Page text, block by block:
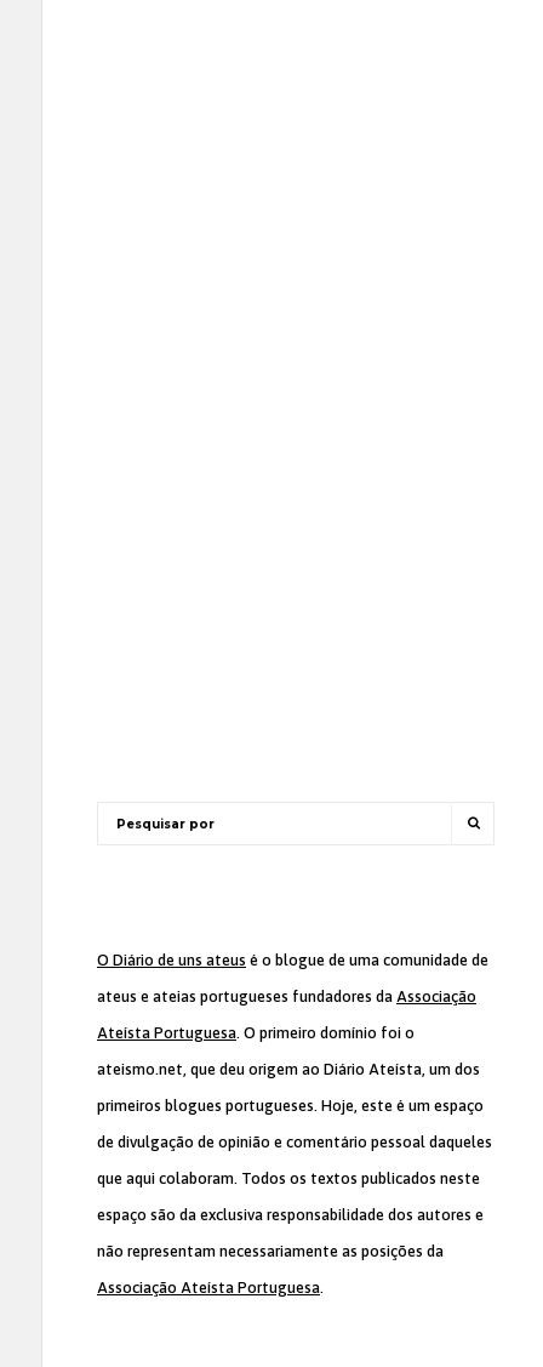
O Diário de uns ateus é o blogue de uma comunidade de
ateus e ateias portugueses fundadores da Associação
Ateísta Portuguesa. O primeiro domínio foi o
ateismo.net, que deu origem ao Diário Ateísta, um dos
primeiros blogues portugueses. Hoje, este é um espaço
de divulgação de opinião e comentário pessoal daqueles
que aqui colaboram. Todos os textos publicados neste
espaço são da exclusiva responsabilidade dos autores e
não representam necessariamente as posições da
Associação Ateísta Portuguesa.